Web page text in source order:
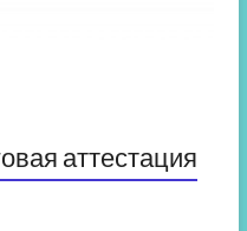
аттестация